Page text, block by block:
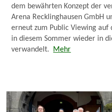
dem bewährten Konzept der
Arena Recklinghausen GmbH
erneut zum Public Viewing auf
in diesem Sommer wieder in
verwandelt.
Mehr